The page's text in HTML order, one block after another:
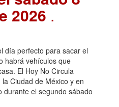
2026 .
día perfecto para sacar el
habrá vehículos que
El Hoy No Circula
Ciudad de México y en
durante el segundo sábado